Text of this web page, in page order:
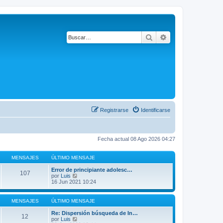
Buscar
Identificarse
Registrarse
Fecha actual 08 Ago 2026 04:27
MENSAJES ÚLTIMO MENSAJE
107
Error de principiante adolesc…
por Luis
e
ú
l
i
m
16 Jun 2021 10:24
MENSAJES ÚLTIMO MENSAJE
12
Re: Dispersión búsqueda de In…
por Luis